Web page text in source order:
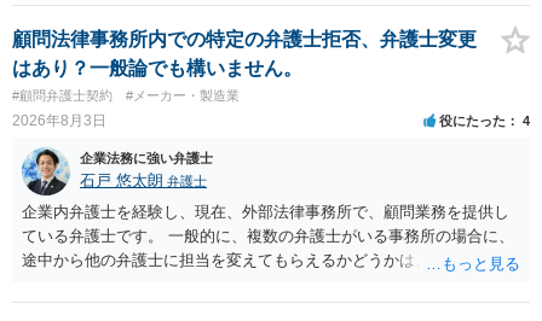
みてはいかがでしょうか。 また同時並行で（もしまだされていないの
であれば）書面で退所意思の明確化はしておくべきだと考えます。
顧問法律事務所内での特定の弁護士拒否、弁護士変更
はあり？一般論でも構いません。
#顧問弁護士契約 #メーカー・製造業
2026年8月3日 役にたった 4
企業法務に強い弁護士
石戸 悠太朗 弁護士
企業内弁護士を経験し、現在、外部法律事務所で、顧問業務を提供し
ている弁護士です。 一般的に、複数の弁護士がいる事務所の場合に、
途中から他の弁護士に担当を変えてもらえるかどうかは、当該事務所
が不満を抱いている弁護士を担当にすることは望ましくないため、別